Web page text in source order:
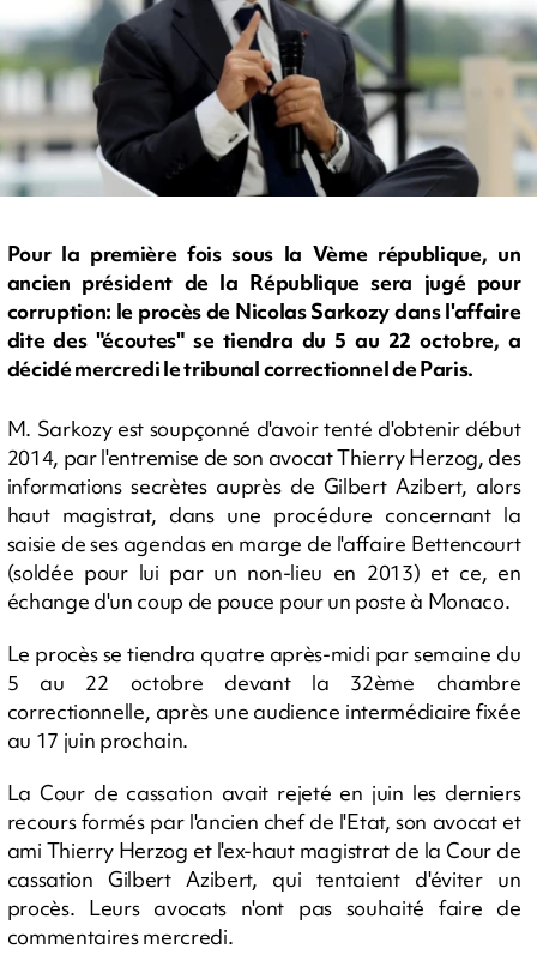
Pour la première fois sous la Vème république, un
ancien président de la République sera jugé pour
corruption: le procès de Nicolas Sarkozy dans l'affaire
dite des "écoutes" se tiendra du 5 au 22 octobre, a
décidé mercredi le tribunal correctionnel de Paris.
M. Sarkozy est soupçonné d'avoir tenté d'obtenir début
2014, par l'entremise de son avocat Thierry Herzog, des
informations secrètes auprès de Gilbert Azibert, alors
haut magistrat, dans une procédure concernant la
saisie de ses agendas en marge de l'affaire Bettencourt
(soldée pour lui par un non-lieu en 2013) et ce, en
échange d'un coup de pouce pour un poste à Monaco.
Le procès se tiendra quatre après-midi par semaine du
5 au 22 octobre devant la 32ème chambre
correctionnelle, après une audience intermédiaire fixée
au 17 juin prochain.
La Cour de cassation avait rejeté en juin les derniers
recours formés par l'ancien chef de l'Etat, son avocat et
ami Thierry Herzog et l'ex-haut magistrat de la Cour de
cassation Gilbert Azibert, qui tentaient d'éviter un
procès. Leurs avocats n'ont pas souhaité faire de
commentaires mercredi.